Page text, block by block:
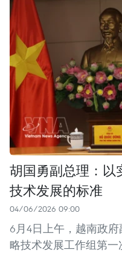
胡国勇副总理：以
技术发展的标准
04/06/2026 09:00
6月4日上午，越南政
略技术发展工作组第